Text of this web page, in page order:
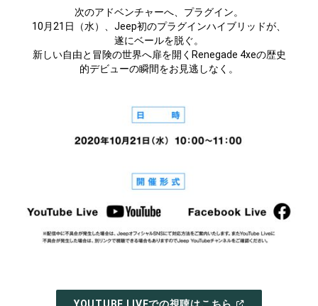
次のアドベンチャーへ、プラグイン。
10月21日（水）、Jeep初のプラグインハイブリッドが、
遂にベールを脱ぐ。
新しい自由と冒険の世界へ扉を開くRenegade 4xeの歴史
的デビューの瞬間をお見逃しなく。
OPEN